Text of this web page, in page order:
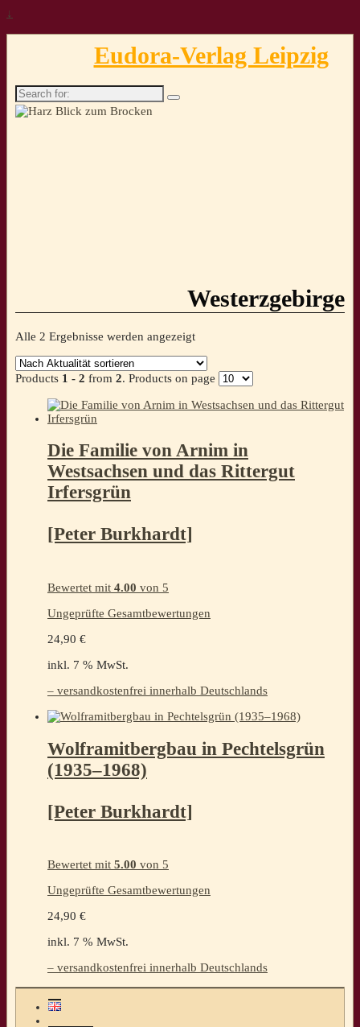
↓
Eudora-Verlag Leipzig
Search
for:
Westerzgebirge
Alle 2 Ergebnisse werden angezeigtNach
sortiert
Products 1 - 2 from 2. Products on page
Die Familie von Arnim in
Westsachsen und das Rittergut
Irfersgrün
[Peter Burkhardt]
Bewertet mit 4.00 von 5
Ungeprüfte Gesamtbewertungen
24,90 €
inkl. 7 % MwSt.
– versandkostenfrei innerhalb Deutschlands
Wolframitbergbau in Pechtelsgrün
(1935–1968)
[Peter Burkhardt]
Bewertet mit 5.00 von 5
Ungeprüfte Gesamtbewertungen
24,90 €
inkl. 7 % MwSt.
– versandkostenfrei innerhalb Deutschlands